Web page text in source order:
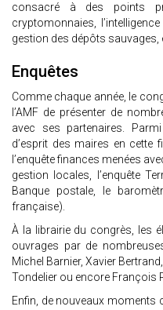
consacré à des points
cryptomonnaies,
gestion des dépôts sauvages,
Enquêtes
Comme chaque année, le
l’AMF de présenter de
avec ses partenaires.
d’esprit des maires en cette
l’enquête finances menées
gestion locales, l’enquête
Banque postale, le
française).
À la librairie du congrès, les
ouvrages par de
Michel Barnier, Xavier
Tondelier ou encore François
Enfin, de nouveaux moments